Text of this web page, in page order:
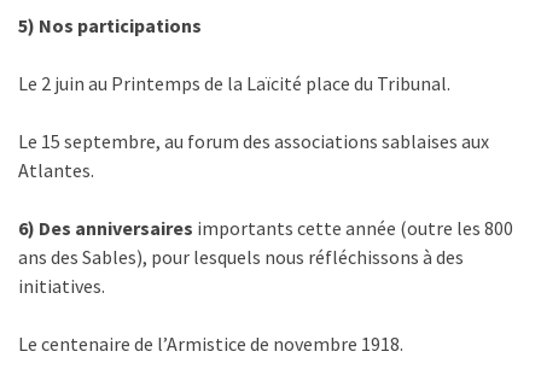
5) Nos participations
Le 2 juin au Printemps de la Laïcité place du Tribunal.
Le 15 septembre, au forum des associations sablaises aux
Atlantes.
6) Des anniversaires importants cette année (outre les 800
ans des Sables), pour lesquels nous réfléchissons à des
initiatives.
Le centenaire de l’Armistice de novembre 1918.